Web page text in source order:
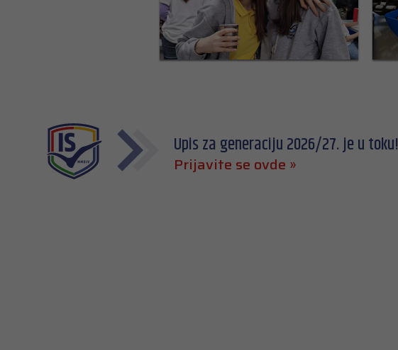
Upis za generaciju 2026/27. je u toku!
Prijavite se ovde »